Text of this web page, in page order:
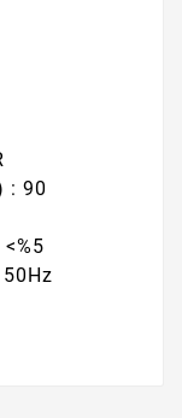
: 90